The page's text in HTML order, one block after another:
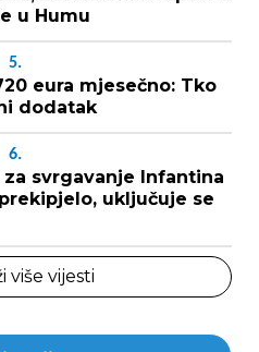
u Humu
5.
eura mjesečno: Tko
dodatak
6.
svrgavanje Infantina
uključuje se
više vijesti